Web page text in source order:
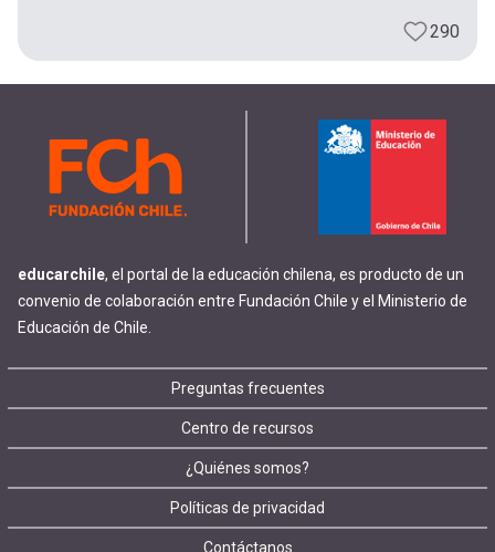
290
educarchile, el portal de la educación chilena, es producto de un
convenio de colaboración entre Fundación Chile y el Ministerio de
Educación de Chile.
Footer
menu
Preguntas frecuentes
Centro de recursos
¿Quiénes somos?
Políticas de privacidad
Contáctanos